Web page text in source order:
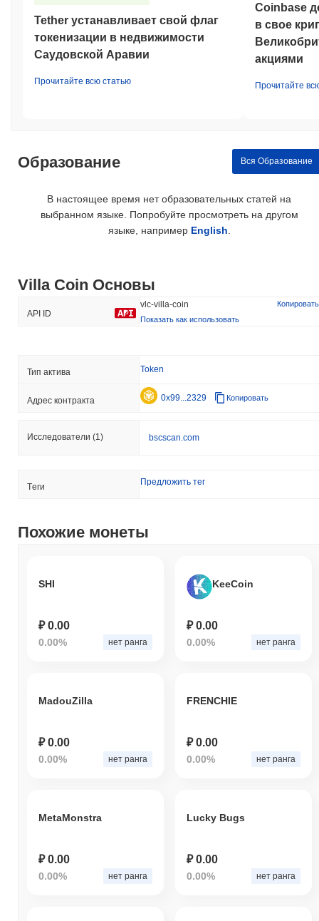
Tether устанавливает свой флаг
токенизации в недвижимости
Саудовской Аравии
Прочитайте всю статью
Coinbase
в свое
акциями
Прочитайте
Образование Вся Образование
В настоящее время нет образовательных статей на
выбранном языке. Попробуйте просмотреть на другом
языке, например English
Villa Coin Основы
API ID
vlc-villa-coin
Копировать
Показать как использовать
Тип актива Token
Адрес контракта 0x99...2329 Копировать
Исследователи (1) bscscan.com
Tеги Предложить тег
Похожие монеты
SHI
₽ 0.00
0.00% нет ранга
KeeCoin
₽ 0.00
0.00% нет ранга
MadouZilla
₽ 0.00
0.00% нет ранга
FRENCHIE
₽ 0.00
0.00% нет ранга
MetaMonstra
₽ 0.00
0.00% нет ранга
Lucky Bugs
₽ 0.00
0.00% нет ранга